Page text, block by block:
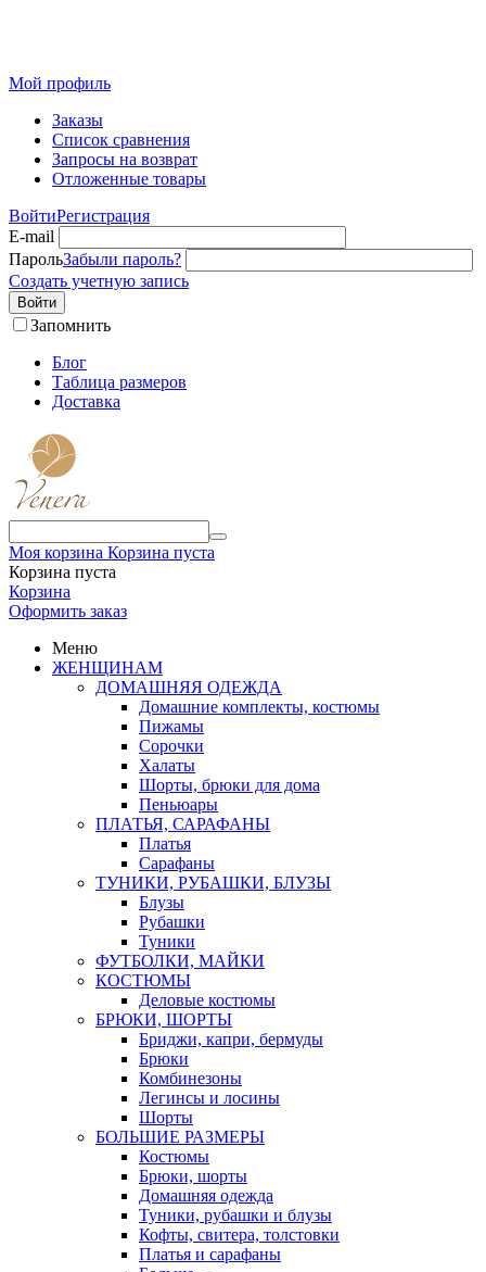
Мой профиль
Заказы
Список сравнения
Запросы на возврат
Отложенные товары
ВойтиРегистрация
E-mail
ПарольЗабыли пароль?
Создать учетную запись
Войти
Запомнить
Блог
Таблица размеров
Доставка
Моя корзина Корзина пуста
Корзина пуста
Корзина
Оформить заказ
Меню
ЖЕНЩИНАМ
ДОМАШНЯЯ ОДЕЖДА
Домашние комплекты, костюмы
Пижамы
Сорочки
Халаты
Шорты, брюки для дома
Пеньюары
ПЛАТЬЯ, САРАФАНЫ
Платья
Сарафаны
ТУНИКИ, РУБАШКИ, БЛУЗЫ
Блузы
Рубашки
Туники
ФУТБОЛКИ, МАЙКИ
КОСТЮМЫ
Деловые костюмы
БРЮКИ, ШОРТЫ
Бриджи, капри, бермуды
Брюки
Комбинезоны
Легинсы и лосины
Шорты
БОЛЬШИЕ РАЗМЕРЫ
Костюмы
Брюки, шорты
Домашняя одежда
Туники, рубашки и блузы
Кофты, свитера, толстовки
Платья и сарафаны